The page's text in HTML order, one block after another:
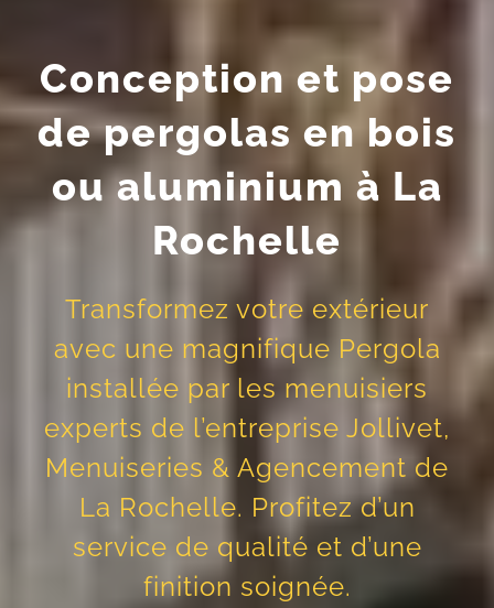
Conception et pose
de pergolas en bois
ou aluminium à La
Rochelle
Transformez votre extérieur
avec une magnifique Pergola
installée par les menuisiers
experts de l’entreprise Jollivet,
Menuiseries & Agencement de
La Rochelle. Profitez d’un
service de qualité et d’une
finition soignée.